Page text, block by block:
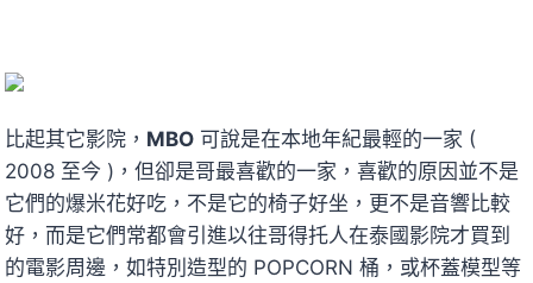
比起其它影院， MBO 可說是在本地年紀最輕的一家 (
2008 至今 )，但卻是哥最喜歡的一家，喜歡的原因並不是
它們的爆米花好吃，不是它的椅子好坐，更不是音響比較
好，而是它們常都會引進以往哥得托人在泰國影院才買到
的電影周邊，如特別造型的 POPCORN 桶，或杯蓋模型等